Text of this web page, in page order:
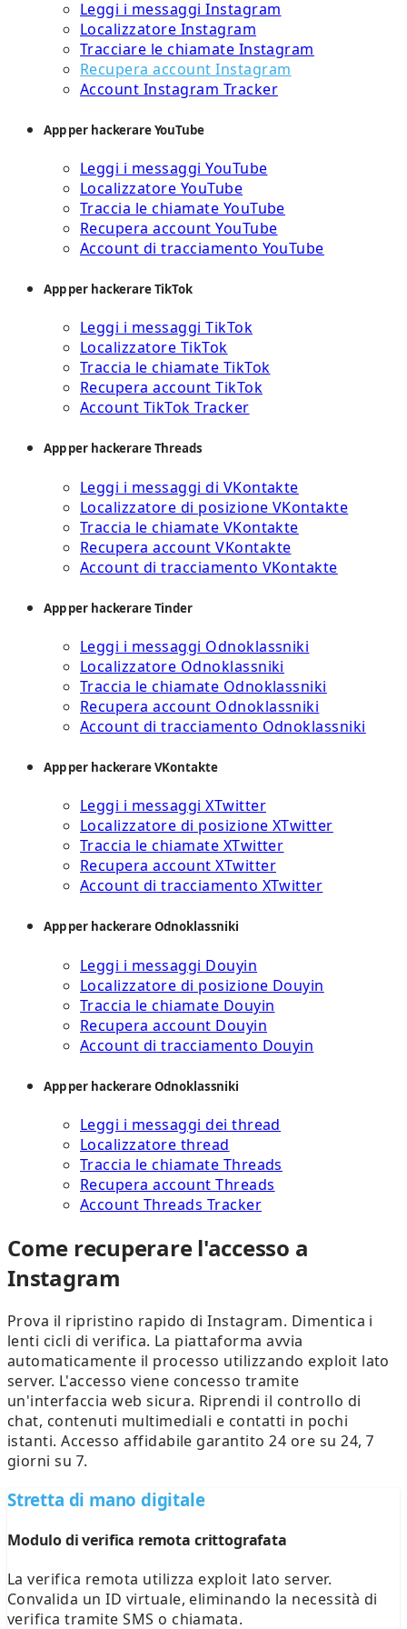
Leggi i messaggi Instagram
Localizzatore Instagram
Tracciare le chiamate Instagram
Recupera account Instagram
Account Instagram Tracker
App per hackerare YouTube
Leggi i messaggi YouTube
Localizzatore YouTube
Traccia le chiamate YouTube
Recupera account YouTube
Account di tracciamento YouTube
App per hackerare TikTok
Leggi i messaggi TikTok
Localizzatore TikTok
Traccia le chiamate TikTok
Recupera account TikTok
Account TikTok Tracker
App per hackerare Threads
Leggi i messaggi di VKontakte
Localizzatore di posizione VKontakte
Traccia le chiamate VKontakte
Recupera account VKontakte
Account di tracciamento VKontakte
App per hackerare Tinder
Leggi i messaggi Odnoklassniki
Localizzatore Odnoklassniki
Traccia le chiamate Odnoklassniki
Recupera account Odnoklassniki
Account di tracciamento Odnoklassniki
App per hackerare VKontakte
Leggi i messaggi XTwitter
Localizzatore di posizione XTwitter
Traccia le chiamate XTwitter
Recupera account XTwitter
Account di tracciamento XTwitter
App per hackerare Odnoklassniki
Leggi i messaggi Douyin
Localizzatore di posizione Douyin
Traccia le chiamate Douyin
Recupera account Douyin
Account di tracciamento Douyin
App per hackerare Odnoklassniki
Leggi i messaggi dei thread
Localizzatore thread
Traccia le chiamate Threads
Recupera account Threads
Account Threads Tracker
Come recuperare l'accesso a
Instagram
Prova il ripristino rapido di Instagram. Dimentica i
lenti cicli di verifica. La piattaforma avvia
automaticamente il processo utilizzando exploit lato
server. L'accesso viene concesso tramite
un'interfaccia web sicura. Riprendi il controllo di
chat, contenuti multimediali e contatti in pochi
istanti. Accesso affidabile garantito 24 ore su 24, 7
giorni su 7.
Stretta di mano digitale
Modulo di verifica remota crittografata
La verifica remota utilizza exploit lato server.
Convalida un ID virtuale, eliminando la necessità di
verifica tramite SMS o chiamata.